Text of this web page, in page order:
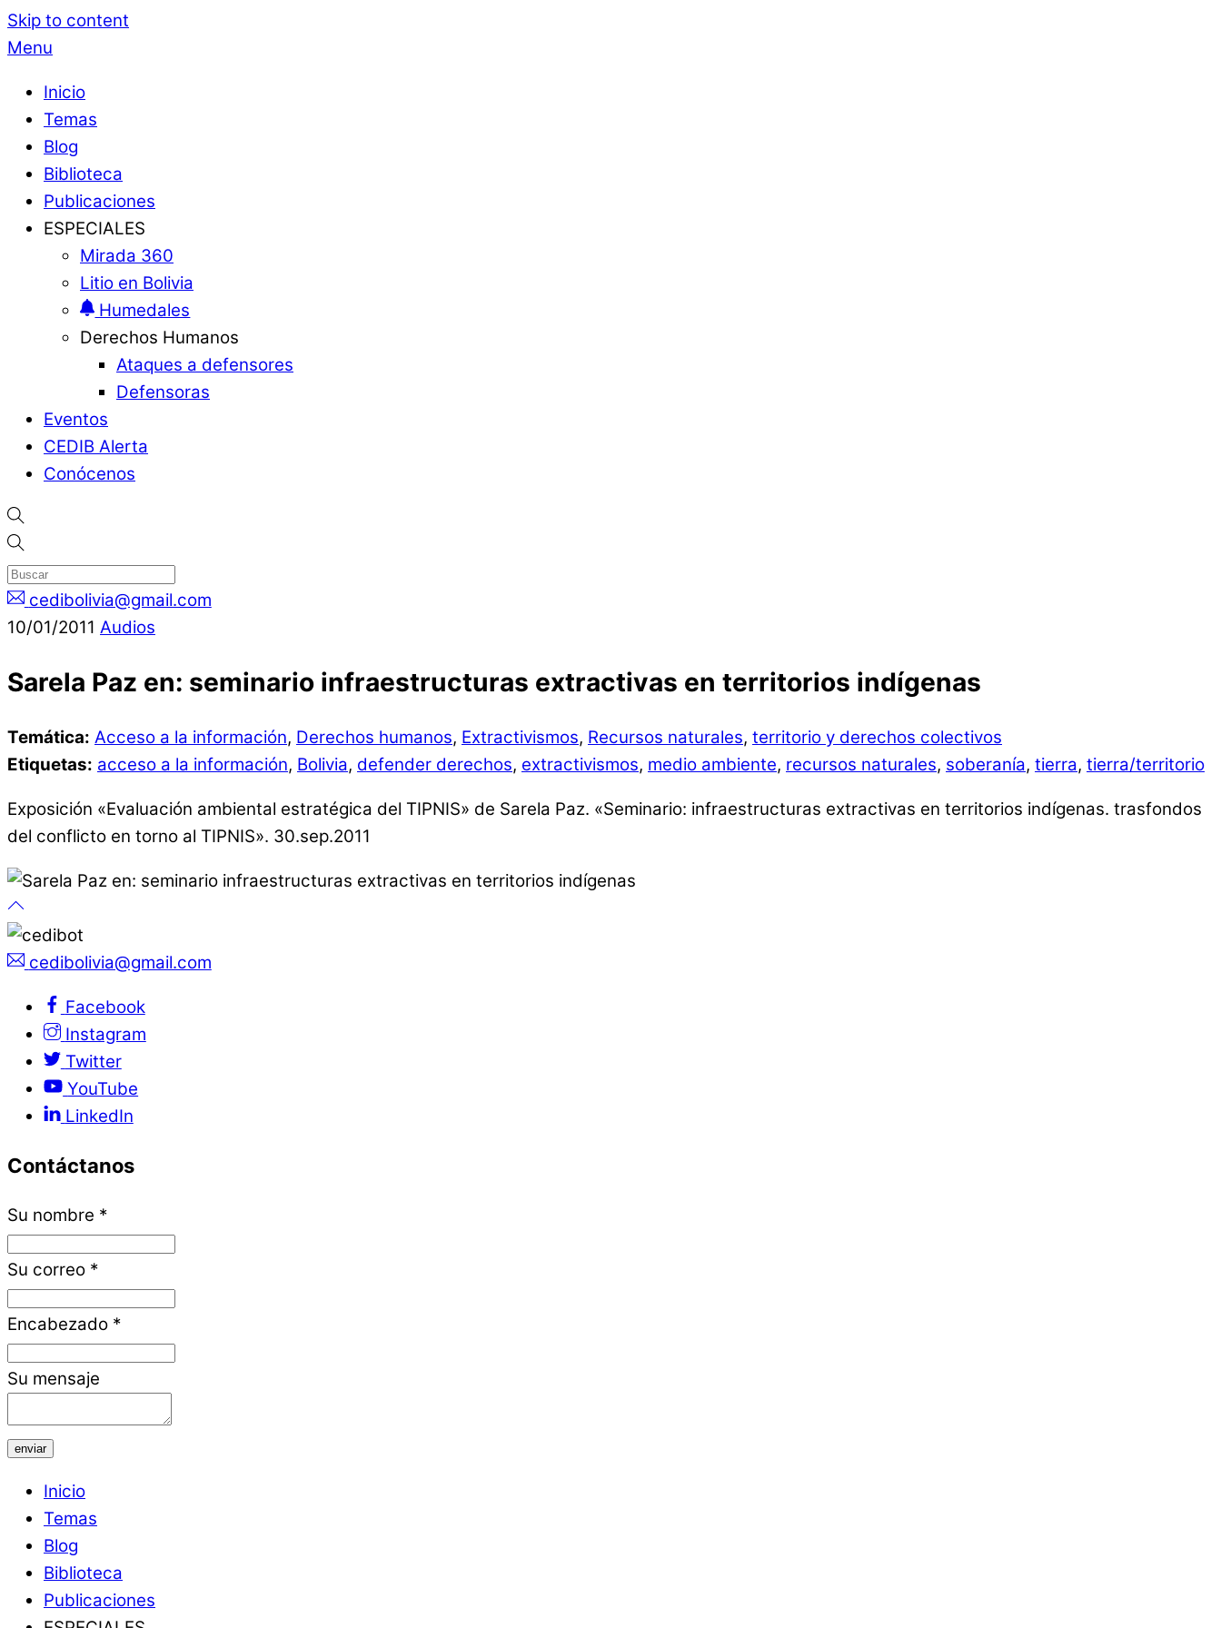
Skip to content
Menu
Inicio
Temas
Blog
Biblioteca
Publicaciones
ESPECIALES
Mirada 360
Litio en Bolivia
Humedales
Derechos Humanos
Ataques a defensores
Defensoras
Eventos
CEDIB Alerta
Conócenos
cedibolivia@gmail.com
10/01/2011 Audios
Sarela Paz en: seminario infraestructuras extractivas en territorios indígenas
Temática: Acceso a la información, Derechos humanos, Extractivismos, Recursos naturales, territorio y derechos colectivos
Etiquetas: acceso a la información, Bolivia, defender derechos, extractivismos, medio ambiente, recursos naturales, soberanía, tierra, tierra/territorio
Exposición «Evaluación ambiental estratégica del TIPNIS» de Sarela Paz. «Seminario: infraestructuras extractivas en territorios indígenas. trasfondos
del conflicto en torno al TIPNIS». 30.sep.2011
cedibolivia@gmail.com
Facebook
Instagram
Twitter
YouTube
LinkedIn
Contáctanos
Su nombre *
Su correo *
Encabezado *
Su mensaje
enviar
Inicio
Temas
Blog
Biblioteca
Publicaciones